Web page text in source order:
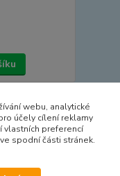
webu, analytické
účely cílení reklamy
vlastních preferencí
spodní části stránek.